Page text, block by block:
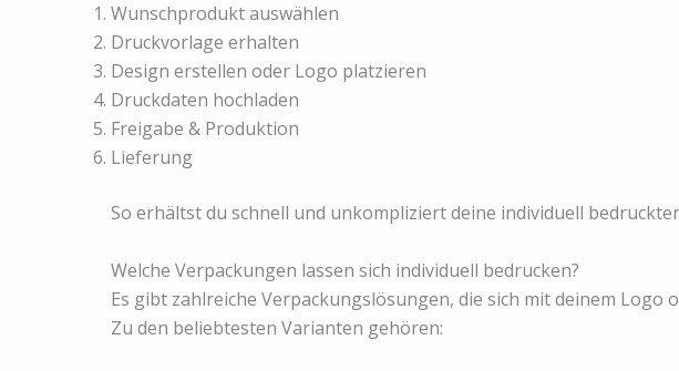
Wunschprodukt auswählen
Druckvorlage erhalten
Design erstellen oder Logo platzieren
Druckdaten hochladen
Freigabe & Produktion
Lieferung
So erhältst du schnell und unkompliziert deine individuell
Welche Verpackungen lassen sich individuell bedrucken?
Es gibt zahlreiche Verpackungslösungen, die sich mit deinem Logo
Zu den beliebtesten Varianten gehören: